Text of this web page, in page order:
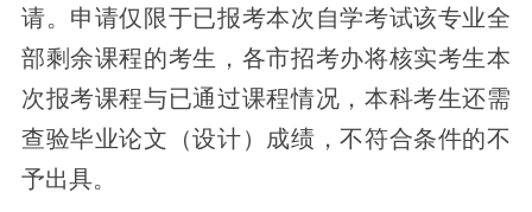
请。申请仅限于已报考本次自学考试该专业全
部剩余课程的考生，各市招考办将核实考生本
次报考课程与已通过课程情况，本科考生还需
查验毕业论文（设计）成绩，不符合条件的不
予出具。